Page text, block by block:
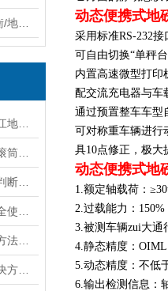
动态便携式地
采用标准RS-232
可自由切换“单秤
内置高速微型打印
配交流充电器与车
通过预置整车车型
可对称重车辆进行
具10点修正，极大
动态便携式地
1.额定轴载荷：
2.过载能力：150%
3.被测车辆zui大通
4.静态精度：
5.动态精度：不低
6.输出检测信息：